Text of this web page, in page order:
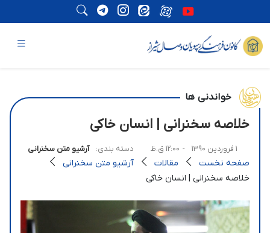
خواندنی ها
خلاصه سخنرانی | انسان خاکی
1 فروردین 1390 - 12:00 ق.ظ دسته بندی: آرشیو متن سخنرانی
صفحه نخست مقالات
آرشیو متن سخنرانی
خلاصه سخنرانی | انسان خاکی